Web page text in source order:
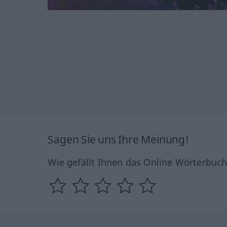
Sagen Sie uns Ihre Meinung!
Wie gefällt Ihnen das Online